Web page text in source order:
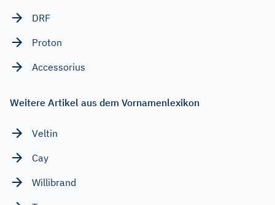
DRF
Proton
Accessorius
Weitere Artikel aus dem Vornamenlexikon
Veltin
Cay
Willibrand